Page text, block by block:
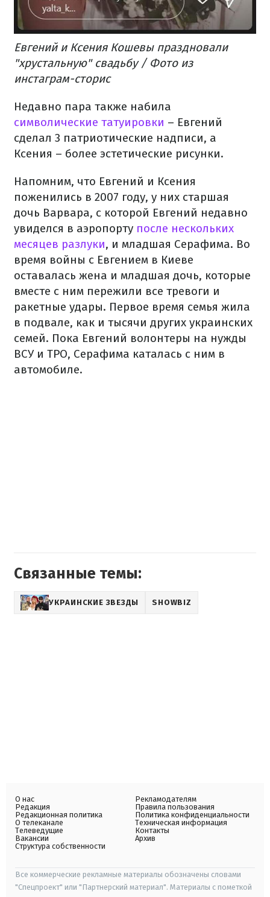
Евгений и Ксения Кошевы праздновали
"хрустальную" свадьбу / Фото из
инстаграм-сторис
Недавно пара также набила
символические татуировки – Евгений
сделал 3 патриотические надписи, а
Ксения – более эстетические рисунки.
Напомним, что Евгений и Ксения
поженились в 2007 году, у них старшая
дочь Варвара, с которой Евгений недавно
увиделся в аэропорту после нескольких
месяцев разлуки, и младшая Серафима. Во
время войны с Евгением в Киеве
оставалась жена и младшая дочь, которые
вместе с ним пережили все тревоги и
ракетные удары. Первое время семья жила
в подвале, как и тысячи других украинских
семей. Пока Евгений волонтеры на нужды
ВСУ и ТРО, Серафима каталась с ним в
автомобиле.
Связанные темы:
УКРАИНСКИЕ ЗВЕЗДЫ SHOWBIZ
О нас
Редакция
Редакционная политика
О телеканале
Телеведущие
Вакансии
Структура собственности
Рекламодателям
Правила пользования
Политика конфиденциальности
Техническая информация
Контакты
Архив
Все коммерческие рекламные материалы обозначены словами
"Спецпроект" или "Партнерский материал". Материалы с пометкой